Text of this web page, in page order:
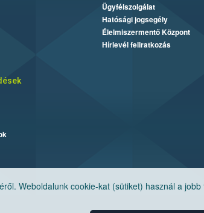
Weboldalunk cookie-kat (sütiket) használ a jobb
Ügyfélszolgálat
Hatósági jogsegély
Élelmiszermentő Központ
Hírlevél feliratkozás